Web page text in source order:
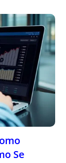
Se